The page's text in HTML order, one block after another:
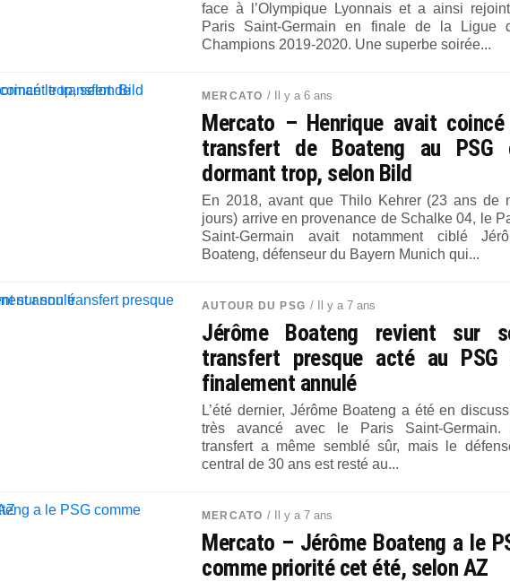
face à l’Olympique Lyonnais et a ainsi
Paris Saint-Germain en finale de la Ligue
Champions 2019-2020. Une superbe soirée...
MERCATO / Il y a 6 ans
Mercato – Henrique avait
transfert de Boateng au PSG
dormant trop, selon Bild
En 2018, avant que Thilo Kehrer (23 ans de
jours) arrive en provenance de Schalke 04, le
Saint-Germain avait notamment ciblé
Boateng, défenseur du Bayern Munich qui...
AUTOUR DU PSG / Il y a 7 ans
Jérôme Boateng revient sur
transfert presque acté au PSG
finalement annulé
L’été dernier, Jérôme Boateng a été en
très avancé avec le Paris Saint-Germain.
transfert a même semblé sûr, mais le
central de 30 ans est resté au...
MERCATO / Il y a 7 ans
Mercato – Jérôme Boateng a le
comme priorité cet été, selon AZ